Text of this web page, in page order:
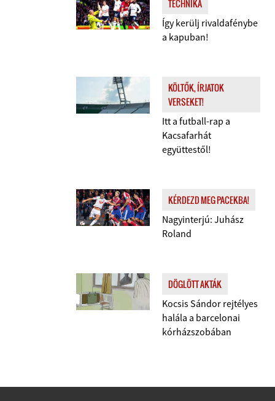
TECHNIKA
Így kerülj rivaldafénybe
a kapuban!
KÖLTŐK, ÍRJATOK
VERSEKET!
Itt a futball-rap a
Kacsafarhát
együttestől!
KÉRDEZD MEG PACEKBA!
Nagyinterjú: Juhász
Roland
DÖGLÖTT AKTÁK
Kocsis Sándor rejtélyes
halála a barcelonai
kórházszobában